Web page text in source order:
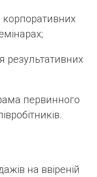
корпоративних
результативних
первинного
на ввіреній